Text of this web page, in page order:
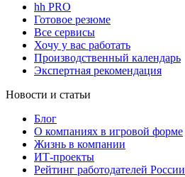
hh PRO
Готовое резюме
Все сервисы
Хочу у вас работать
Производственный календарь
Экспертная рекомендация
Новости и статьи
Блог
О компаниях в игровой форме
Жизнь в компании
ИТ-проекты
Рейтинг работодателей России